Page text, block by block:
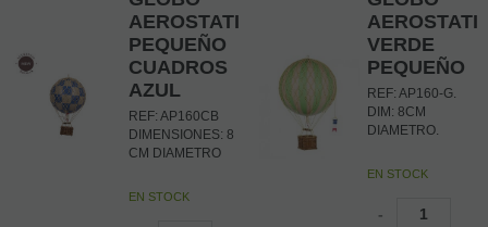
AEROSTATICO
PEQUEÑO
CUADROS
AZUL
REF: AP160CB
DIMENSIONES: 8
CM DIAMETRO
EN STOCK
VERDE
PEQUEÑO
REF: AP160-G.
DIM: 8CM
DIAMETRO.
EN STOCK
-